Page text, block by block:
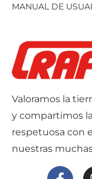
Valoramos la
y compartimos
respetuosa con
nuestras
MANUAL DE